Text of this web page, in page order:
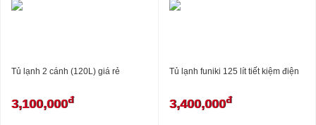
Tủ lạnh 2 cánh (120L) giá rẻ
3,100,000đ
Tủ lạnh funiki 125 lít tiết kiệm điện
3,400,000đ